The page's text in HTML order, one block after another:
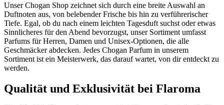
Unser Chogan Shop zeichnet sich durch eine breite Auswahl an
Duftnoten aus, von belebender Frische bis hin zu verführerischer
Tiefe. Egal, ob du nach einem leichten Tagesduft suchst oder etwas
Sinnlicheres für den Abend bevorzugst, unser Sortiment umfasst
Parfums für Herren, Damen und Unisex-Optionen, die alle
Geschmäcker abdecken. Jedes Chogan Parfum in unserem
Sortiment ist ein Meisterwerk, das darauf wartet, von dir entdeckt zu
werden.
Qualität und Exklusivität bei Flaroma